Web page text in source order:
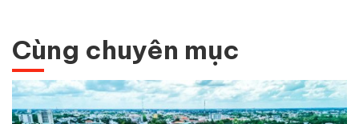
Cùng chuyên mục